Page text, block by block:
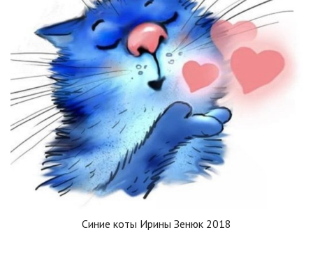
Синие коты Ирины Зенюк 2018